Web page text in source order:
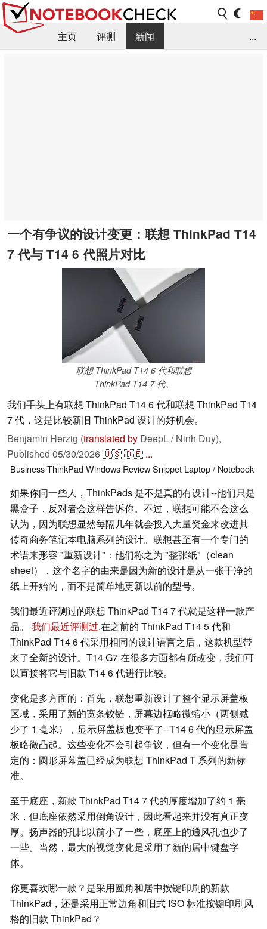
主页 评测
新闻
...
一个有争议的设计变更：联想 ThinkPad T14
7 代与 T14 6 代照片对比
联想 ThinkPad T14 6 代和联想
ThinkPad T14 7 代。
我们手头上有联想 ThinkPad T14 6 代和联想 ThinkPad T14
7 代，这是比较新旧 ThinkPad 设计的好机会。
Benjamin Herzig (translated by DeepL / Ninh Duy),
Published 05/30/2026🇺🇸🇩🇪 ...
BusinessThinkPadWindows Review Snippet Laptop / Notebook
如果你问一些人，ThinkPads 是不是真的有设计--他们只是
黑盒子，反对者会这样告诉你。不过，联想可能不会这么
认为，因为联想显然每隔几年就会投入大量资金来改进其
传奇商务笔记本电脑系列的设计。联想甚至有一个专门的
术语来形容 "重新设计"：他们称之为 "整张纸"（clean
sheet），这个名字的由来是因为新的设计是从一张干净的
纸上开始的，而不是简单地更新以前的型号。
我们最近评测过的联想 ThinkPad T14 7 代就是这样一款产
品。 我们最近评测过.在之前的 ThinkPad T14 5 代和
ThinkPad T14 6 代采用相同的设计语言之后，这款机型带
来了全新的设计。T14 G7 在很多方面都有所改变，我们可
以直接将它与旧款 T14 6 代进行比较。
变化是多方面的：首先，联想重新设计了整个显示屏盖板
区域，采用了新的宽条铰链，屏幕边框略微缩小（两侧减
少了 1 毫米），显示屏盖板也变平了--T14 6 代的显示屏盖
板略微凸起。这些变化不会引起争议，但有一个变化是肯
定的：圆形屏幕盖已经成为联想 ThinkPad T 系列的新标
准。
至于底座，新款 ThinkPad T14 7 代的厚度增加了约 1 毫
米，但底座依然采用倒角设计，因此看起来并没有真正变
厚。扬声器的孔比以前小了一些，底座上的通风孔也少了
一些。当然，最大的视觉变化是采用了新的居中键盘字
体。
你更喜欢哪一款？是采用圆角和居中按键印刷的新款
ThinkPad，还是采用正常边角和旧式 ISO 标准按键印刷风
格的旧款 ThinkPad？